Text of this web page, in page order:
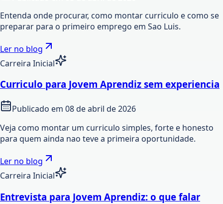
Entenda onde procurar, como montar curriculo e como se
preparar para o primeiro emprego em Sao Luis.
Ler no blog
Carreira Inicial
Curriculo para Jovem Aprendiz sem experiencia
Publicado em 08 de abril de 2026
Veja como montar um curriculo simples, forte e honesto
para quem ainda nao teve a primeira oportunidade.
Ler no blog
Carreira Inicial
Entrevista para Jovem Aprendiz: o que falar